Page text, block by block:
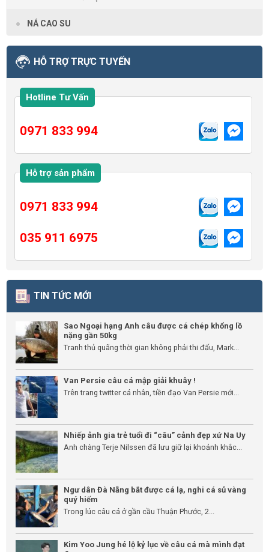
NÁ CAO SU
HỖ TRỢ TRỰC TUYẾN
Hotline Tư Vấn
0971 833 994
Hỗ trợ sản phẩm
0971 833 994
035 911 6975
TIN TỨC MỚI
Sao Ngoại hạng Anh câu được cá chép khổng lồ
nặng gần 50kg
Tranh thủ quãng thời gian không phải thi đấu, Mark...
Van Persie câu cá mập giải khuây !
Trên trang twitter cá nhân, tiền đạo Van Persie mới...
Nhiếp ảnh gia trẻ tuổi đi “câu” cảnh đẹp xứ Na Uy
Anh chàng Terje Nilssen đã lưu giữ lại khoảnh khắc...
Ngư dân Đà Nẵng bắt được cá lạ, nghi cá sủ vàng
quý hiếm
Trong lúc câu cá ở gần cầu Thuận Phước, 2...
Kim Yoo Jung hé lộ kỷ lục về câu cá mà mình đạt